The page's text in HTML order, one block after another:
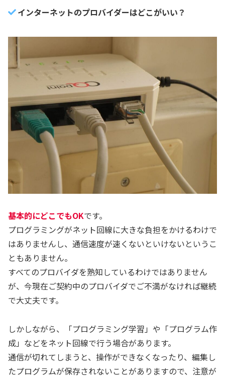
インターネットのプロバイダーはどこがいい？
基本的にどこでもOKです。
プログラミングがネット回線に大きな負担をかけるわけで
はありませんし、通信速度が速くないといけないというこ
ともありません。
すべてのプロバイダを熟知しているわけではありません
が、今現在ご契約中のプロバイダでご不満がなければ継続
で大丈夫です。
しかしながら、「プログラミング学習」や「プログラム作
成」などをネット回線で行う場合があります。
通信が切れてしまうと、操作ができなくなったり、編集し
たプログラムが保存されないことがありますので、注意が